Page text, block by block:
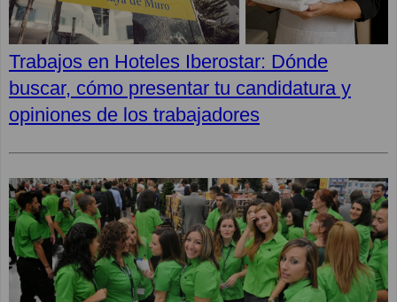
Trabajos en Hoteles Iberostar: Dónde
buscar, cómo presentar tu candidatura y
opiniones de los trabajadores